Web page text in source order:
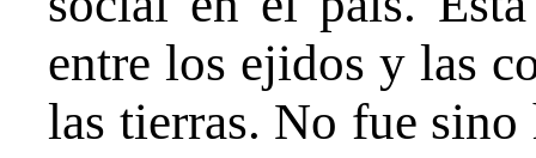
entre los ejidos y las
las tierras. No fue